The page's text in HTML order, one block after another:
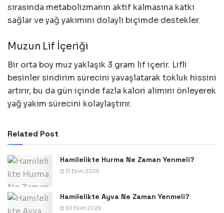
sırasında metabolizmanın aktif kalmasına katkı
sağlar ve yağ yakımını dolaylı biçimde destekler.
Muzun Lif İçeriği
Bir orta boy muz yaklaşık 3 gram lif içerir. Lifli
besinler sindirim sürecini yavaşlatarak tokluk hissini
artırır, bu da gün içinde fazla kalori alımını önleyerek
yağ yakım sürecini kolaylaştırır.
Related Post
Hamilelikte Hurma Ne Zaman Yenmeli?
31 Ekim 2025
Hamilelikte Ayva Ne Zaman Yenmeli?
30 Ekim 2025